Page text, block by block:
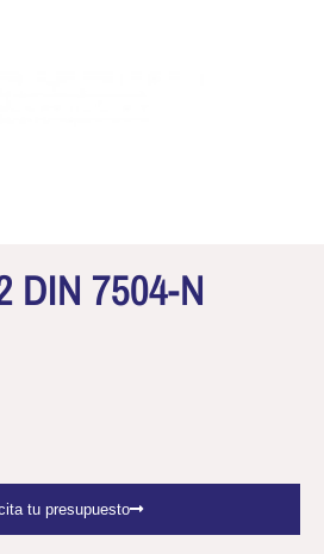
DIN 7504-N
tu presupuesto